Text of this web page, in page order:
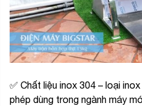
✅ Chất liệu inox 304 – loại
phép dùng trong ngành máy